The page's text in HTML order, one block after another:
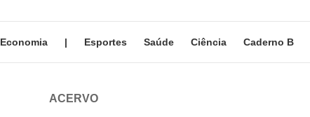
Economia | Esportes Saúde Ciência Caderno B
ACERVO